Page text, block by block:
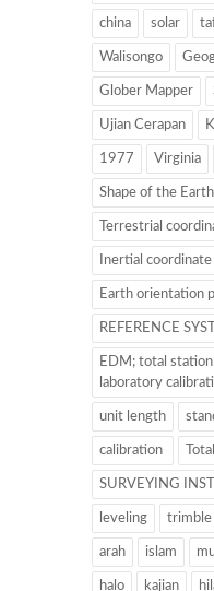
china solar
Walisongo
Glober Mapper
Ujian Cerapan
1977 Virginia
Shape of the Earth
Terrestrial
Inertial
Earth orientation
REFERENCE
EDM; total
laboratory
unit length
calibration
SURVEYING
leveling trimble
arah islam
halo kajian